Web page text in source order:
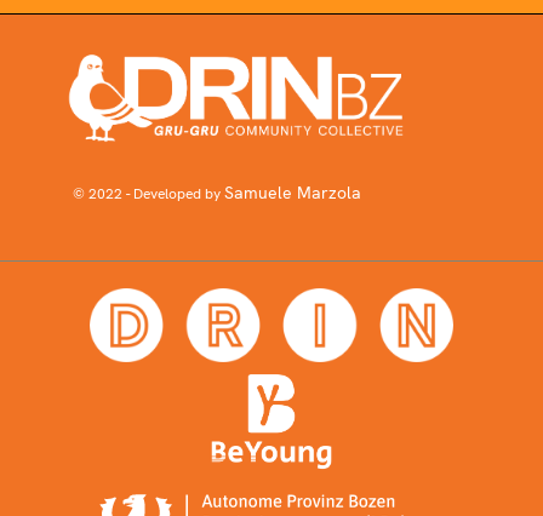
© 2022 - Developed bySamuele Marzola